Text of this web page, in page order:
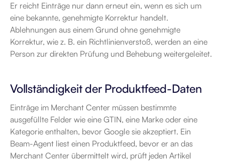
Er reicht Einträge nur dann erneut ein, wenn es sich um
eine bekannte, genehmigte Korrektur handelt.
Ablehnungen aus einem Grund ohne genehmigte
Korrektur, wie z. B. ein Richtlinienverstoß, werden an eine
Person zur direkten Prüfung und Behebung weitergeleitet.
Vollständigkeit der Produktfeed-Daten
Einträge im Merchant Center müssen bestimmte
ausgefüllte Felder wie eine GTIN, eine Marke oder eine
Kategorie enthalten, bevor Google sie akzeptiert. Ein
Beam-Agent liest einen Produktfeed, bevor er an das
Merchant Center übermittelt wird, prüft jeden Artikel